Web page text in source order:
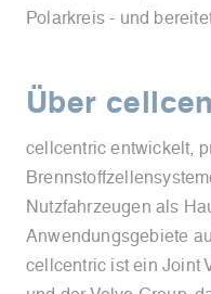
Polarkreis - und
Über
cellcentric entwickelt,
Nutzfahrzeugen als
Anwendungsgebiete
cellcentric ist ein Joint